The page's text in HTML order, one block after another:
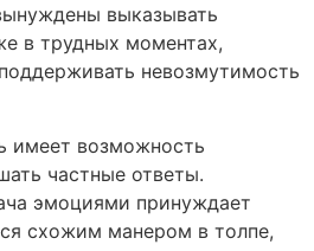
выказывать
в трудных моментах,
невозмутимость
имеет возможность
частные ответы.
эмоциями принуждает
схожим манером в толпе,